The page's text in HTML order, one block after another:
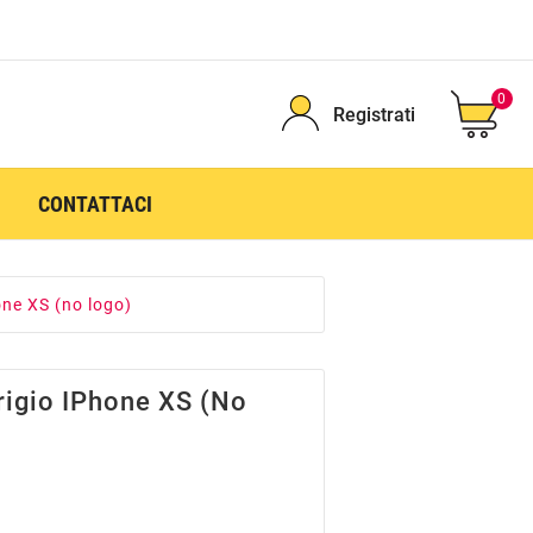
Registrati
0
CONTATTACI
XS (no logo)
IPhone XS (no